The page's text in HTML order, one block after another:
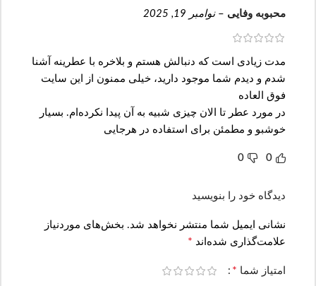
محبوبه وفایی – نوامبر 19, 2025
مدت زیادی است که دنبالش هستم و بلاخره با عطرینه آشنا
شدم و دیدم شما موجود دارید، خیلی ممنون از این سایت
فوق العاده
در مورد عطر تا الان چیزی شبیه به آن پیدا نکرده‌ام. بسیار
خوشبو و مطمئن برای استفاده در هرجایی
0
0
دیدگاه خود را بنویسید
نشانی ایمیل شما منتشر نخواهد شد. بخش‌های موردنیاز
علامت‌گذاری شده‌اند *
امتیاز شما *